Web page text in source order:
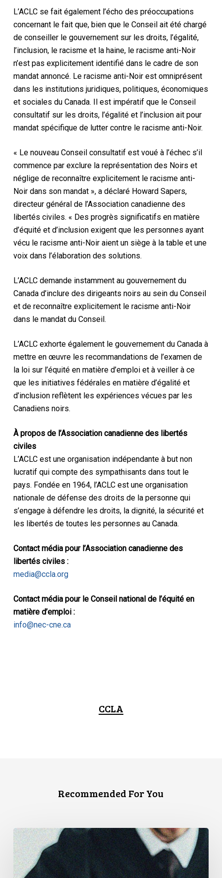
L’ACLC se fait également l’écho des préoccupations
concernant le fait que, bien que le Conseil ait été chargé
de conseiller le gouvernement sur les droits, l’égalité,
l’inclusion, le racisme et la haine, le racisme anti-Noir
n’est pas explicitement identifié dans le cadre de son
mandat annoncé. Le racisme anti-Noir est omniprésent
dans les institutions juridiques, politiques, économiques
et sociales du Canada. Il est impératif que le Conseil
consultatif sur les droits, l’égalité et l’inclusion ait pour
mandat spécifique de lutter contre le racisme anti-Noir.
« Le nouveau Conseil consultatif est voué à l’échec s’il
commence par exclure la représentation des Noirs et
néglige de reconnaître explicitement le racisme anti-
Noir dans son mandat », a déclaré Howard Sapers,
directeur général de l’Association canadienne des
libertés civiles. « Des progrès significatifs en matière
d’équité et d’inclusion exigent que les personnes ayant
vécu le racisme anti-Noir aient un siège à la table et une
voix dans l’élaboration des solutions.
L’ACLC demande instamment au gouvernement du
Canada d’inclure des dirigeants noirs au sein du Conseil
et de reconnaître explicitement le racisme anti-Noir
dans le mandat du Conseil.
L’ACLC exhorte également le gouvernement du Canada à
mettre en œuvre les recommandations de l’examen de
la loi sur l’équité en matière d’emploi et à veiller à ce
que les initiatives fédérales en matière d’égalité et
d’inclusion reflètent les expériences vécues par les
Canadiens noirs.
À propos de l’Association canadienne des libertés
civiles
L’ACLC est une organisation indépendante à but non
lucratif qui compte des sympathisants dans tout le
pays. Fondée en 1964, l’ACLC est une organisation
nationale de défense des droits de la personne qui
s’engage à défendre les droits, la dignité, la sécurité et
les libertés de toutes les personnes au Canada.
Contact média pour l’Association canadienne des
libertés civiles :
media@ccla.org
Contact média pour le Conseil national de l’équité en
matière d’emploi :
info@nec-cne.ca
CCLA
Recommended For You
L’Association
canadienne
des
libertés